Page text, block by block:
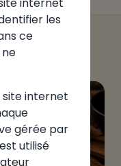
les
ce
site internet
gérée par
utilisé